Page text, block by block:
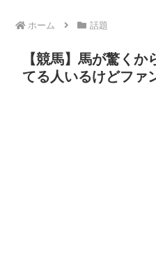
ホーム 話題
【競馬】馬が驚く
てる人いるけどファ